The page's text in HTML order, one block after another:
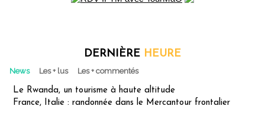
DERNIÈRE HEURE
News Les + lus Les + commentés
Le Rwanda, un tourisme à haute altitude
France, Italie : randonnée dans le Mercantour frontalier